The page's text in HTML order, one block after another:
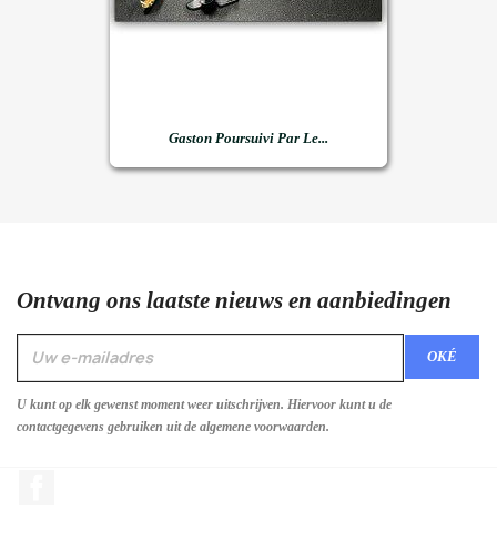
Gaston Poursuivi Par Le...
Ontvang ons laatste nieuws en aanbiedingen
U kunt op elk gewenst moment weer uitschrijven. Hiervoor kunt u de
contactgegevens gebruiken uit de algemene voorwaarden.